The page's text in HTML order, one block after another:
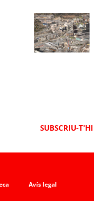
SUBSCRIU-T'HI
Avís legal